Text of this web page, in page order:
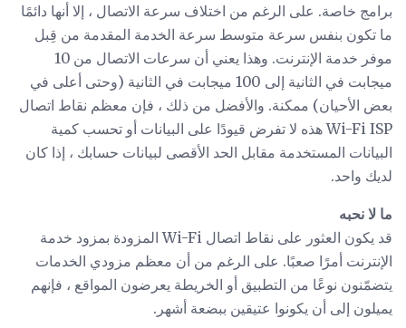
برامج خاصة. على الرغم من اختلاف سرعة الاتصال ، إلا أنها دائمًا
ما تكون بنفس سرعة متوسط ​​سرعة الخدمة المقدمة من قِبل
موفر خدمة الإنترنت. وهذا يعني أن سرعات الاتصال من 10
ميجابت في الثانية إلى 100 ميجابت في الثانية (وحتى أعلى في
بعض الأحيان) ممكنة. والأفضل من ذلك ، فإن معظم نقاط اتصال
Wi-Fi ISP هذه لا تفرض قيودًا على البيانات أو تحسب كمية
البيانات المستخدمة مقابل الحد الأقصى لبيانات حسابك ، إذا كان
لديك واحد.
ما لا نحبه
قد يكون العثور على نقاط اتصال Wi-Fi المزودة بمزود خدمة
الإنترنت أمرًا صعبًا. على الرغم من أن معظم مزودي الخدمات
يتضمّنون نوعًا من التطبيق أو الخريطة يعرضون المواقع ، فإنهم
يميلون إلى أن يكونوا عتيقين ببضعة أشهر.